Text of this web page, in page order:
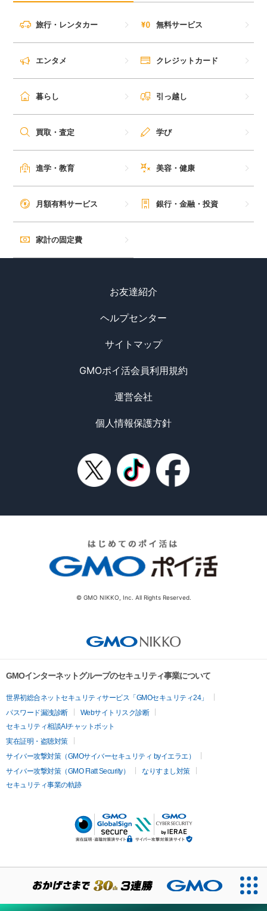
月額有料サービス
旅行・レンタカー 無料サービス
エンタメ クレジットカード
暮らし 引っ越し
買取・査定 学び
進学・教育 美容・健康
月額有料サービス 銀行・金融・投資
家計の固定費
お友達紹介
ヘルプセンター
サイトマップ
GMOポイ活会員利用規約
運営会社
個人情報保護方針
© GMO NIKKO, Inc. All Rights Reserved.
GMOインターネットグループのセキュリティ事業について
世界初総合ネットセキュリティサービス「GMOセキュリティ24」
パスワード漏洩診断
Webサイトリスク診断
セキュリティ相談AIチャットボット
実在証明・盗聴対策
サイバー攻撃対策（GMOサイバーセキュリティ byイエラエ）
サイバー攻撃対策（GMO Flatt Security）
なりすまし対策
セキュリティ事業の軌跡